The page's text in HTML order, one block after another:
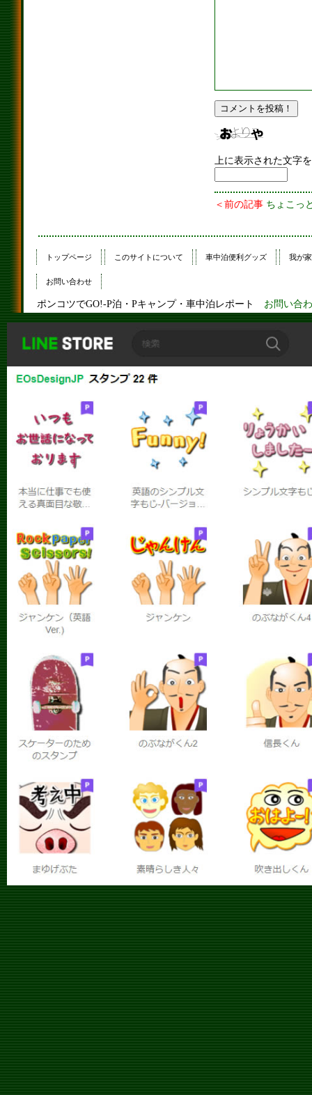
上に表示された文字
＜前の記事 ちょこっ
トップページ このサイトについて 車中泊便利グッズ 我が
お問い合わせ
ポンコツでGO!-P泊・Pキャンプ・車中泊レポート お問い合